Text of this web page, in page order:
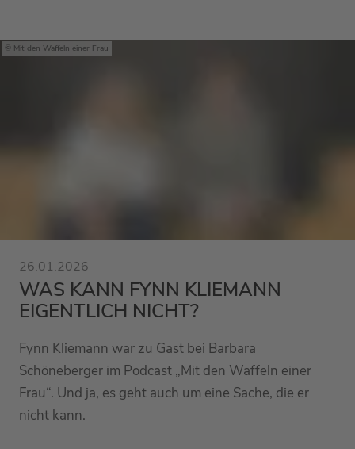
Mit den Waffeln einer Frau
26.01.2026
WAS KANN FYNN KLIEMANN
EIGENTLICH NICHT?
Fynn Kliemann war zu Gast bei Barbara
Schöneberger im Podcast „Mit den Waffeln einer
Frau“. Und ja, es geht auch um eine Sache, die er
nicht kann.